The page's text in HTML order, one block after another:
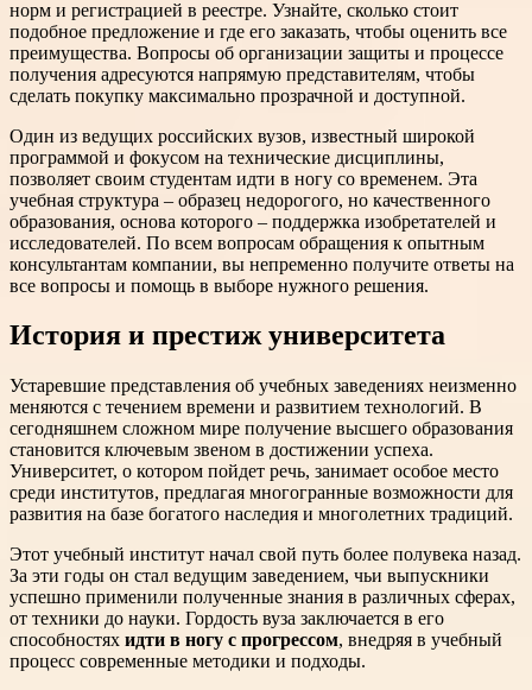
норм и регистрацией в реестре. Узнайте, сколько стоит
подобное предложение и где его заказать, чтобы оценить все
преимущества. Вопросы об организации защиты и процессе
получения адресуются напрямую представителям, чтобы
сделать покупку максимально прозрачной и доступной.
Один из ведущих российских вузов, известный широкой
программой и фокусом на технические дисциплины,
позволяет своим студентам идти в ногу со временем. Эта
учебная структура – образец недорогого, но качественного
образования, основа которого – поддержка изобретателей и
исследователей. По всем вопросам обращения к опытным
консультантам компании, вы непременно получите ответы на
все вопросы и помощь в выборе нужного решения.
История и престиж университета
Устаревшие представления об учебных заведениях неизменно
меняются с течением времени и развитием технологий. В
сегодняшнем сложном мире получение высшего образования
становится ключевым звеном в достижении успеха.
Университет, о котором пойдет речь, занимает особое место
среди институтов, предлагая многогранные возможности для
развития на базе богатого наследия и многолетних традиций.
Этот учебный институт начал свой путь более полувека назад.
За эти годы он стал ведущим заведением, чьи выпускники
успешно применили полученные знания в различных сферах,
от техники до науки. Гордость вуза заключается в его
способностях идти в ногу с прогрессом, внедряя в учебный
процесс современные методики и подходы.